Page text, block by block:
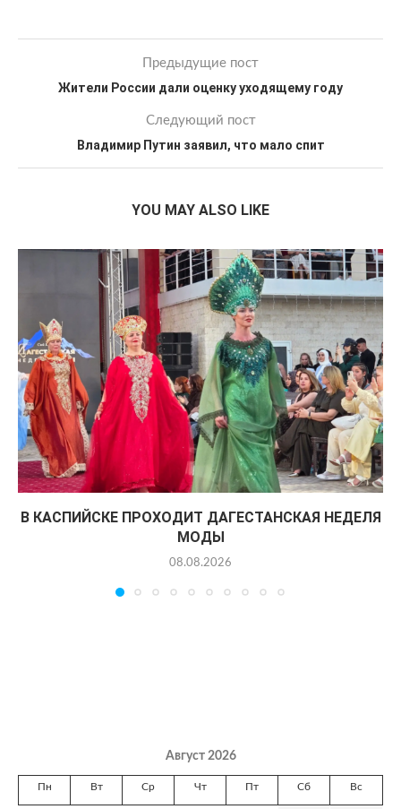
Предыдущие пост
Жители России дали оценку уходящему году
Следующий пост
Владимир Путин заявил, что мало спит
YOU MAY ALSO LIKE
В КАСПИЙСКЕ ПРОХОДИТ ДАГЕСТАНСКАЯ НЕДЕЛЯ
МОДЫ
08.08.2026
Август 2026
Пн Вт Ср Чт Пт Сб Вс